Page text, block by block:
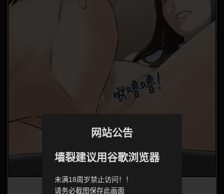
网站公告
墙裂建议用谷歌浏览器
未满18周岁禁止访问！！
请务必截图保存此画面